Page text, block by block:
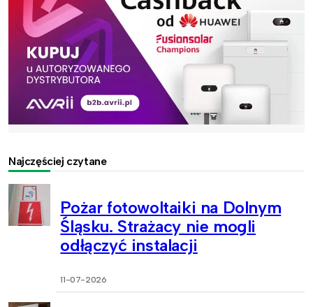
Najczęściej czytane
Pożar fotowoltaiki na Dolnym
Śląsku. Strażacy nie mogli
odłączyć instalacji
11-07-2026